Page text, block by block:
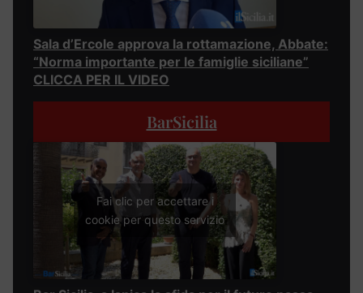
Sala d’Ercole approva la rottamazione, Abbate:
“Norma importante per le famiglie siciliane”
CLICCA PER IL VIDEO
BarSicilia
Fai clic per accettare i
cookie per questo servizio